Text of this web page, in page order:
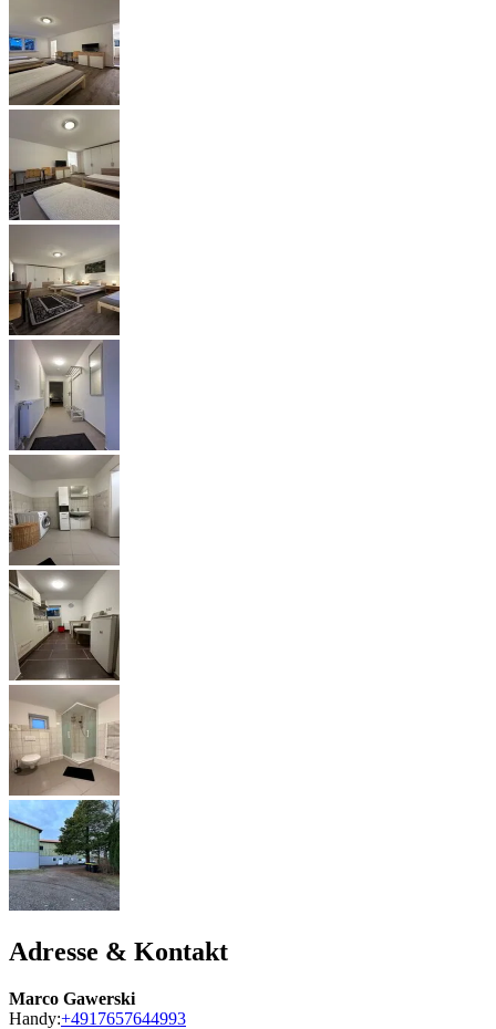
Adresse & Kontakt
Marco Gawerski
Handy:+4917657644993